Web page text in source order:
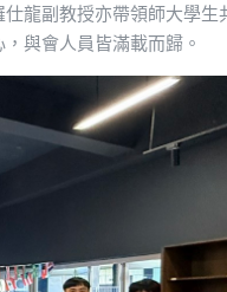
龍副教授亦帶領師大學生
與會人員皆滿載而歸。